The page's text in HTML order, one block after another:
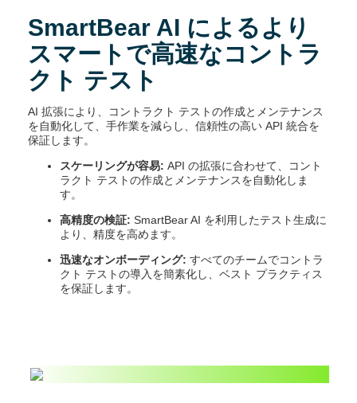
SmartBear AI によるより
スマートで高速なコントラ
クト テスト
AI 拡張により、コントラクト テストの作成とメンテナンス
を自動化して、手作業を減らし、信頼性の高い API 統合を
保証します。
スケーリングが容易: API の拡張に合わせて、コント
ラクト テストの作成とメンテナンスを自動化しま
す。
高精度の検証: SmartBear AI を利用したテスト生成に
より、精度を高めます。
迅速なオンボーディング: すべてのチームでコントラ
クト テストの導入を簡素化し、ベスト プラクティス
を保証します。